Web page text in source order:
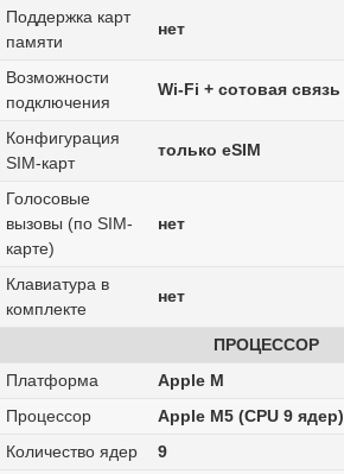
Поддержка карт
памяти
нет
Возможности
подключения
Wi-Fi + сотовая связь
Конфигурация
SIM-карт
только eSIM
Голосовые
вызовы (по SIM-
карте)
нет
Клавиатура в
комплекте
нет
ПРОЦЕССОР
Платформа
Apple M
Процессор
Apple M5 (CPU 9 ядер)
Количество ядер
9